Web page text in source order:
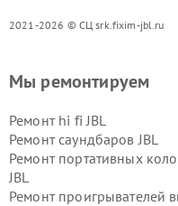
2021-2026 © СЦ srk.fixim-jbl.ru
Мы ремонтируем
Ремонт hi fi JBL
Ремонт саундбаров JBL
Ремонт портативных
JBL
Ремонт проигрывателей